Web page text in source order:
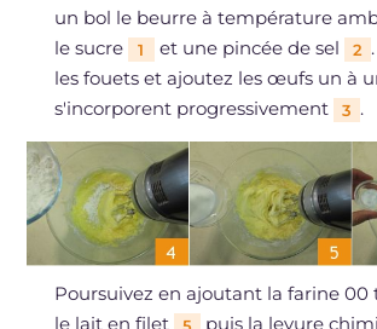
un bol le beurre à température
le sucre
1 et une pincée de sel 2
les fouets et ajoutez les œufs un à
s'incorporent progressivement
3 .
Poursuivez en ajoutant la farine 00
le lait en filet
puis la levure